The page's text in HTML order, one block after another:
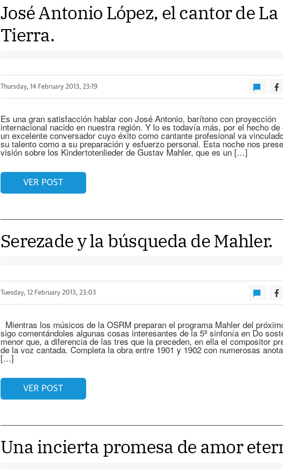
José Antonio López, el cantor de La
Tierra.
Thursday, 14 February 2013, 23:19
Es una gran satisfacción hablar con José Antonio, barítono con proyección
internacional nacido en nuestra región. Y lo es todavía más, por el hecho
un excelente conversador cuyo éxito como cantante profesional va
su talento como a su preparación y esfuerzo personal. Esta noche nos
visión sobre los Kindertotenlieder de Gustav Mahler, que es un […]
VER POST
Serezade y la búsqueda de Mahler.
Tuesday, 12 February 2013, 23:03
Mientras los músicos de la OSRM preparan el programa Mahler del
sigo comentándoles algunas cosas interesantes de la 5ª sinfonía en Do
menor que, a diferencia de las tres que la preceden, en ella el compositor
de la voz cantada. Completa la obra entre 1901 y 1902 con numerosas
[…]
VER POST
Una incierta promesa de amor